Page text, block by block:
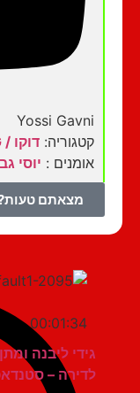
Yossi Gavni
קטגוריה:דוקו / VLOG
אומנים :יוסי גבני
מצאתם טעות?
00:01:34
גידי ליבנה ומתן
לדירה – סטנדאפ